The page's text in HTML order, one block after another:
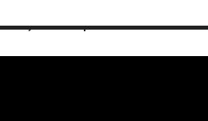
i tak potrafi znaleźć